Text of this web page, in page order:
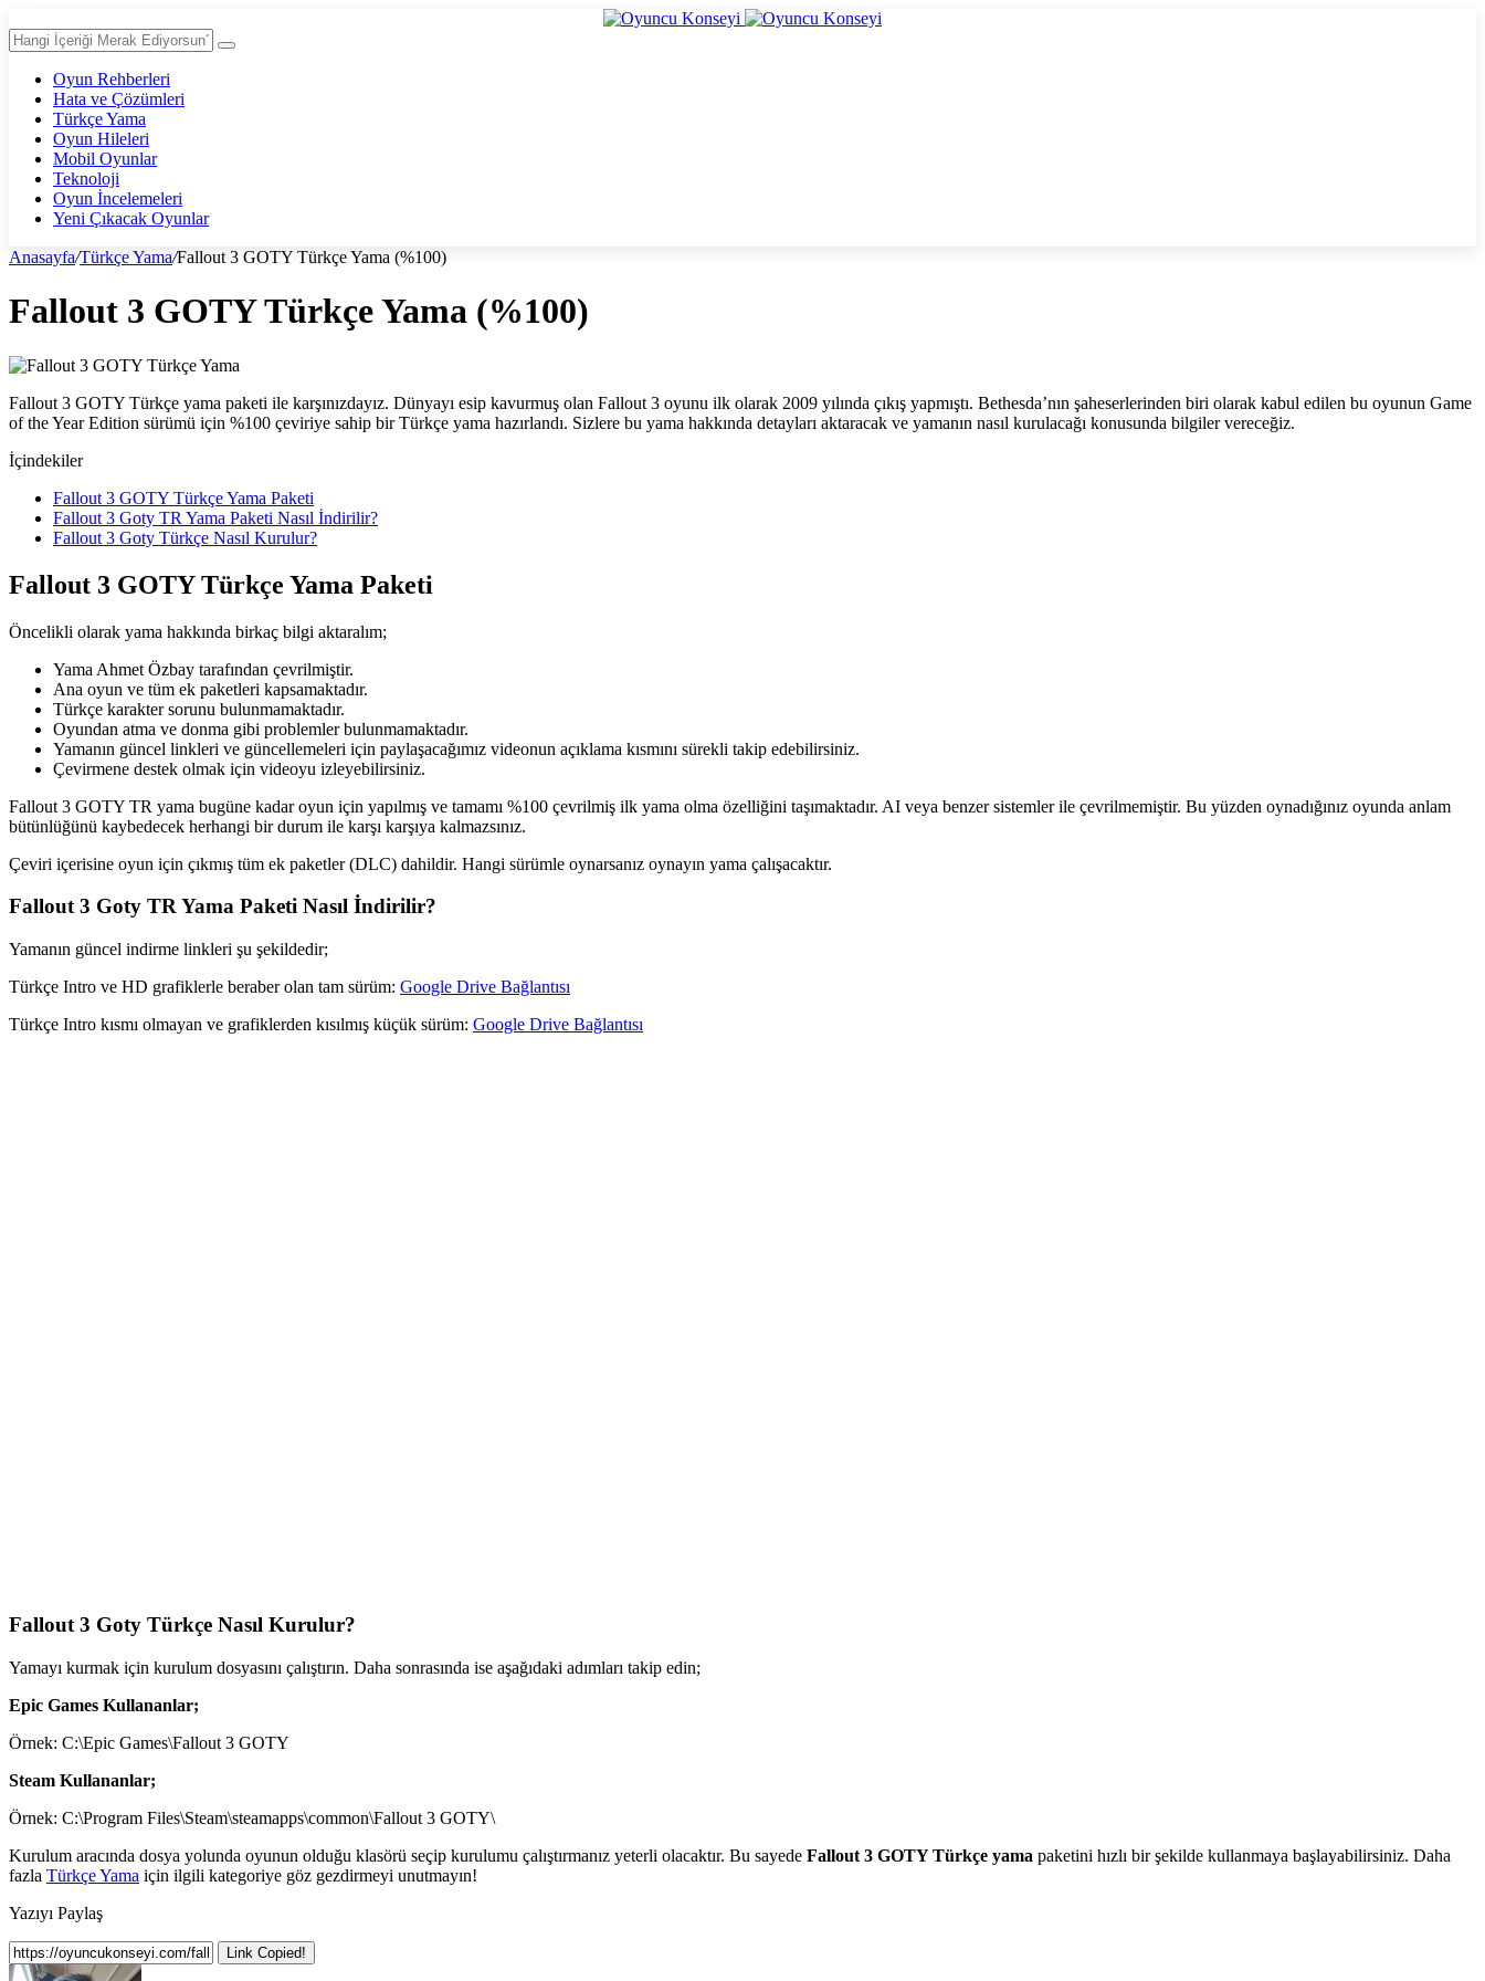
Oyun Rehberleri
Hata ve Çözümleri
Türkçe Yama
Oyun Hileleri
Mobil Oyunlar
Teknoloji
Oyun İncelemeleri
Yeni Çıkacak Oyunlar
Anasayfa/Türkçe Yama/Fallout 3 GOTY Türkçe Yama (%100)
Fallout 3 GOTY Türkçe Yama (%100)
Fallout 3 GOTY Türkçe yama paketi ile karşınızdayız. Dünyayı esip kavurmuş olan Fallout 3 oyunu ilk olarak 2009 yılında çıkış yapmıştı. Bethesda’nın şaheserlerinden biri olarak kabul edilen bu oyunun Game
of the Year Edition sürümü için %100 çeviriye sahip bir Türkçe yama hazırlandı. Sizlere bu yama hakkında detayları aktaracak ve yamanın nasıl kurulacağı konusunda bilgiler vereceğiz.
İçindekiler
Fallout 3 GOTY Türkçe Yama Paketi
Fallout 3 Goty TR Yama Paketi Nasıl İndirilir?
Fallout 3 Goty Türkçe Nasıl Kurulur?
Fallout 3 GOTY Türkçe Yama Paketi
Öncelikli olarak yama hakkında birkaç bilgi aktaralım;
Yama Ahmet Özbay tarafından çevrilmiştir.
Ana oyun ve tüm ek paketleri kapsamaktadır.
Türkçe karakter sorunu bulunmamaktadır.
Oyundan atma ve donma gibi problemler bulunmamaktadır.
Yamanın güncel linkleri ve güncellemeleri için paylaşacağımız videonun açıklama kısmını sürekli takip edebilirsiniz.
Çevirmene destek olmak için videoyu izleyebilirsiniz.
Fallout 3 GOTY TR yama bugüne kadar oyun için yapılmış ve tamamı %100 çevrilmiş ilk yama olma özelliğini taşımaktadır. AI veya benzer sistemler ile çevrilmemiştir. Bu yüzden oynadığınız oyunda anlam
bütünlüğünü kaybedecek herhangi bir durum ile karşı karşıya kalmazsınız.
Çeviri içerisine oyun için çıkmış tüm ek paketler (DLC) dahildir. Hangi sürümle oynarsanız oynayın yama çalışacaktır.
Fallout 3 Goty TR Yama Paketi Nasıl İndirilir?
Yamanın güncel indirme linkleri şu şekildedir;
Türkçe Intro ve HD grafiklerle beraber olan tam sürüm: Google Drive Bağlantısı
Türkçe Intro kısmı olmayan ve grafiklerden kısılmış küçük sürüm: Google Drive Bağlantısı
Fallout 3 Goty Türkçe Nasıl Kurulur?
Yamayı kurmak için kurulum dosyasını çalıştırın. Daha sonrasında ise aşağıdaki adımları takip edin;
Epic Games Kullananlar;
Örnek: C:\Epic Games\Fallout 3 GOTY
Steam Kullananlar;
Örnek: C:\Program Files\Steam\steamapps\common\Fallout 3 GOTY\
Kurulum aracında dosya yolunda oyunun olduğu klasörü seçip kurulumu çalıştırmanız yeterli olacaktır. Bu sayede Fallout 3 GOTY Türkçe yama paketini hızlı bir şekilde kullanmaya başlayabilirsiniz. Daha
fazla Türkçe Yama için ilgili kategoriye göz gezdirmeyi unutmayın!
Yazıyı Paylaş
Link Copied!